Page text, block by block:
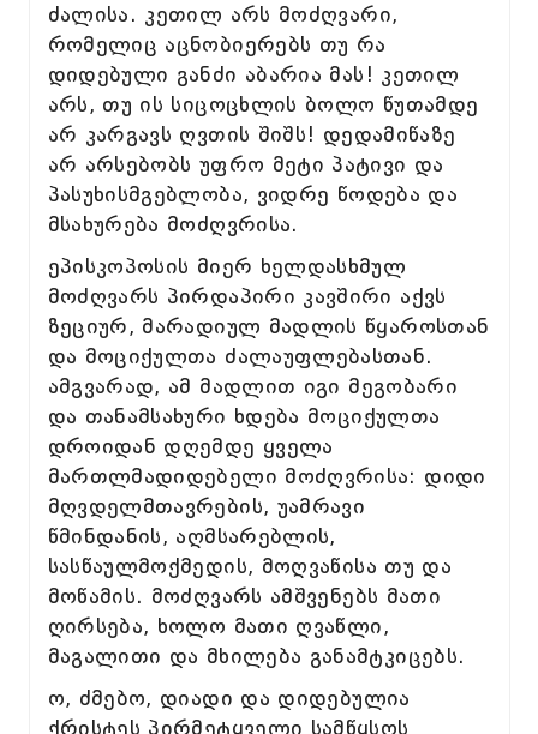
ძალისა. კეთილ არს მოძღვარი,
რომელიც აცნობიერებს თუ რა
დიდებული განძი აბარია მას! კეთილ
არს, თუ ის სიცოცხლის ბოლო წუთამდე
არ კარგავს ღვთის შიშს! დედამიწაზე
არ არსებობს უფრო მეტი პატივი და
პასუხისმგებლობა, ვიდრე წოდება და
მსახურება მოძღვრისა.
ეპისკოპოსის მიერ ხელდასხმულ
მოძღვარს პირდაპირი კავშირი აქვს
ზეციურ, მარადიულ მადლის წყაროსთან
და მოციქულთა ძალაუფლებასთან.
ამგვარად, ამ მადლით იგი მეგობარი
და თანამსახური ხდება მოციქულთა
დროიდან დღემდე ყველა
მართლმადიდებელი მოძღვრისა: დიდი
მღვდელმთავრების, უამრავი
წმინდანის, აღმსარებლის,
სასწაულმოქმედის, მოღვაწისა თუ და
მოწამის. მოძღვარს ამშვენებს მათი
ღირსება, ხოლო მათი ღვაწლი,
მაგალითი და მხილება განამტკიცებს.
ო, ძმებო, დიადი და დიდებულია
ქრისტეს პირმეტყველი სამწყსოს